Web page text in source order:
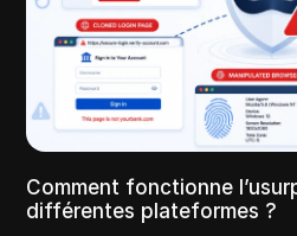
Comment fonctionne
différentes plateformes ?